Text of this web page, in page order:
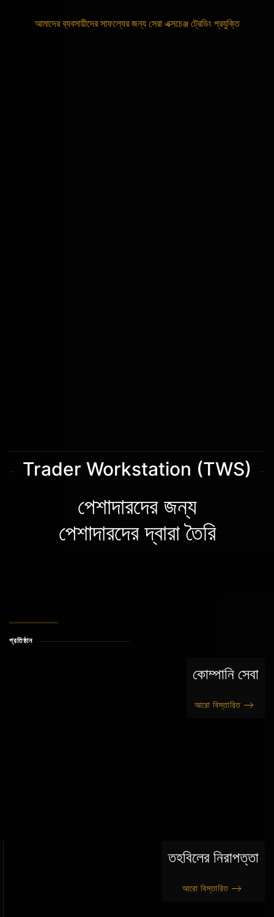
আমাদের ব্যবসায়ীদের সাফল্যের জন্য সেরা এক্সচেঞ্জ ট্রেডিং প্রযুক্তি
Trader Workstation (TWS)
পেশাদারদের জন্য
পেশাদারদের দ্বারা তৈরি
প্রতিষ্ঠান
কোম্পানি সেবা
আরো বিস্তারিত
তহবিলের নিরাপত্তা
আরো বিস্তারিত